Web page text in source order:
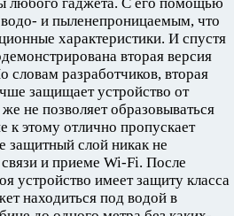
водо- и пыленепроницаемым, что
характеристики. И спустя
вторая версия
разработчиков, вторая
защищает устройство от
не позволяет образовываться
к этому отлично пропускает
защитный слой никак не
связи и приеме Wi-Fi. После
устройство имеет защиту класса
находиться под водой в